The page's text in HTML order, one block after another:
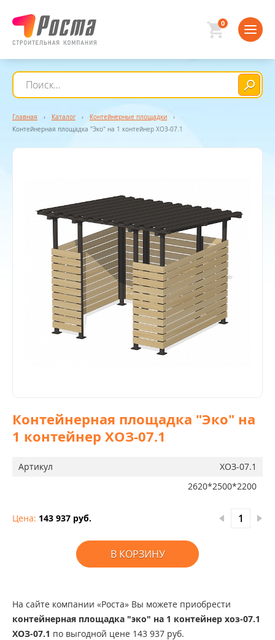
Главная › Каталог › Контейнерные площадки
›
Контейнерная площадка "Эко" на 1 контейнер ХОЗ-07.1
Контейнерная площадка "Эко" на
1 контейнер ХОЗ-07.1
Артикул
ХОЗ-07.1
2620*2500*2200
Цена: 143 937 руб.
В КОРЗИНУ
На сайте компании «Роста» Вы можете приобрести
контейнерная площадка "эко" на 1 контейнер хоз-07.1
ХОЗ-07.1 по выгодной цене 143 937 руб.
0